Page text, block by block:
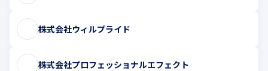
株式会社ウィルプライド
株式会社プロフェッショナルエフェクト